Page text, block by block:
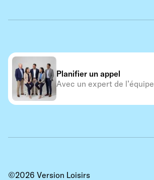
Planifier un appel
Avec un expert de l’équipe
©2026 Version Loisirs